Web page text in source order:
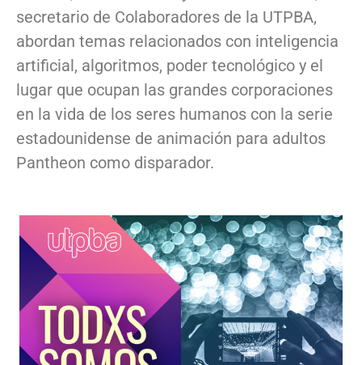
secretario de Colaboradores de la UTPBA,
abordan temas relacionados con inteligencia
artificial, algoritmos, poder tecnológico y el
lugar que ocupan las grandes corporaciones
en la vida de los seres humanos con la serie
estadounidense de animación para adultos
Pantheon como disparador.